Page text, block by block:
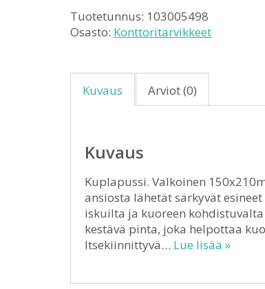
Tuotetunnus: 103005498
Osasto: Konttoritarvikkeet
Kuvaus Arviot (0)
Kuvaus
Kuplapussi. Valkoinen
ansiosta lähetät särkyvät
iskuilta ja kuoreen
kestävä pinta, joka helpottaa
Itsekiinnittyvä… Lue lisää »